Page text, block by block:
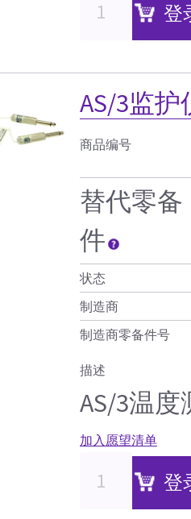
登
AS/3监
商品编号
替代零备
件
状态
制造商
制造商零备件号
描述
AS/3温
加入愿望清单
登